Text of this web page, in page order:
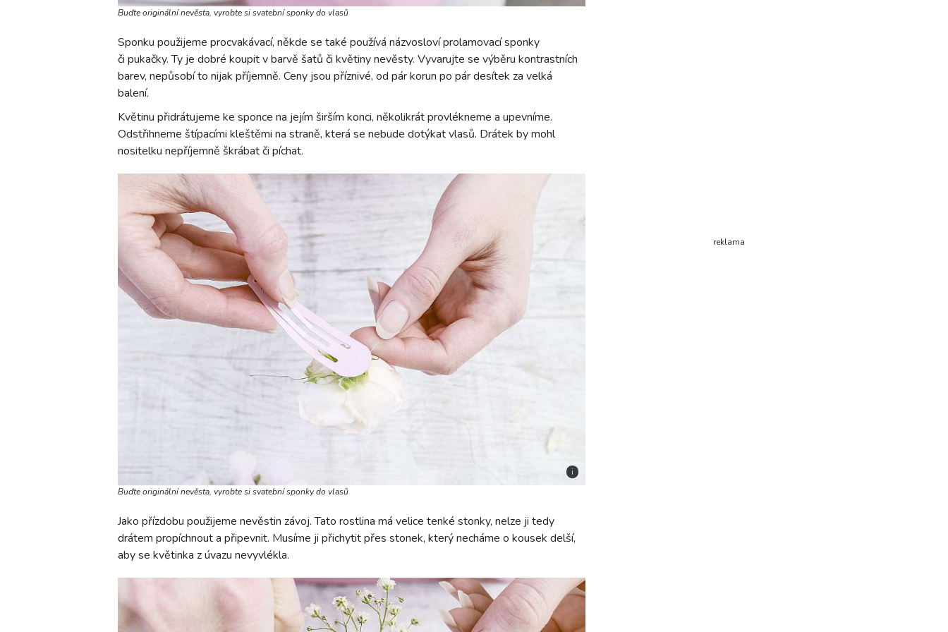
Buďte originální nevěsta, vyrobte si svatební sponky do vlasů
Sponku použijeme procvakávací, někde se také používá názvosloví prolamovací sponky
či pukačky. Ty je dobré koupit v barvě šatů či květiny nevěsty. Vyvarujte se výběru kontrastních
barev, nepůsobí to nijak příjemně. Ceny jsou příznivé, od pár korun po pár desítek za velká
balení.
Květinu přidrátujeme ke sponce na jejím širším konci, několikrát provlékneme a upevníme.
Odstřihneme štípacími kleštěmi na straně, která se nebude dotýkat vlasů. Drátek by mohl
nositelku nepříjemně škrábat či píchat.
i
Buďte originální nevěsta, vyrobte si svatební sponky do vlasů
Jako přízdobu použijeme nevěstin závoj. Tato rostlina má velice tenké stonky, nelze ji tedy
drátem propíchnout a připevnit. Musíme ji přichytit přes stonek, který necháme o kousek delší,
aby se květinka z úvazu nevyvlékla.
reklama